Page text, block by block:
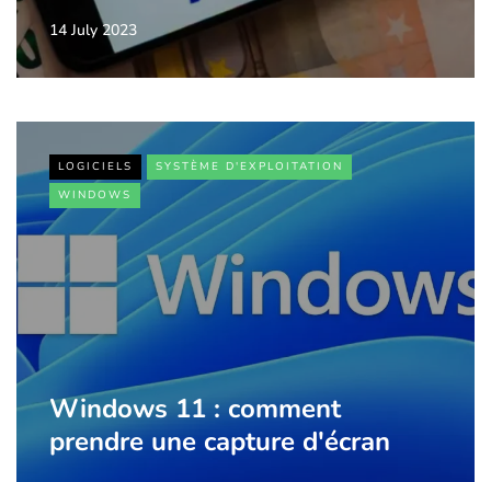
14 July 2023
LOGICIELS
SYSTÈME D'EXPLOITATION
WINDOWS
Windows 11 : comment
prendre une capture d'écran